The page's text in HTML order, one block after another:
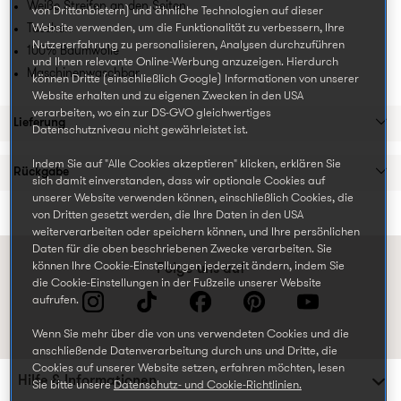
Weiße Streifen an den Seiten
Taschen
100% Baumwolle
Maschinenwaschbar
Lieferung
Rückgabe
Folge uns auf
Hilfe & Informationen
von Drittanbietern) und ähnliche Technologien auf dieser
Website verwenden, um die Funktionalität zu verbessern, Ihre
Nutzererfahrung zu personalisieren, Analysen durchzuführen
und Ihnen relevante Online-Werbung anzuzeigen. Hierdurch
können Dritte (einschließlich Google) Informationen von unserer
Website erhalten und zu eigenen Zwecken in den USA
verarbeiten, wo ein zur DS-GVO gleichwertiges
Datenschutzniveau nicht gewährleistet ist.
Indem Sie auf "Alle Cookies akzeptieren" klicken, erklären Sie
sich damit einverstanden, dass wir optionale Cookies auf
unserer Website verwenden können, einschließlich Cookies, die
von Dritten gesetzt werden, die Ihre Daten in den USA
weiterverarbeiten oder speichern können, und Ihre persönlichen
Daten für die oben beschriebenen Zwecke verarbeiten. Sie
können Ihre Cookie-Einstellungen jederzeit ändern, indem Sie
die Cookie-Einstellungen in der Fußzeile unserer Website
aufrufen.
Wenn Sie mehr über die von uns verwendeten Cookies und die
anschließende Datenverarbeitung durch uns und Dritte, die
Cookies auf unserer Website setzen, erfahren möchten, lesen
Sie bitte unsereDatenschutz- und Cookie-Richtlinien.